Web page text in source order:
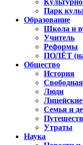
Парк
Образование
Школа и
Учитель
Реформы
ПОЛЁТ
Общество
История
Люди
Семья и
Утраты
Наука